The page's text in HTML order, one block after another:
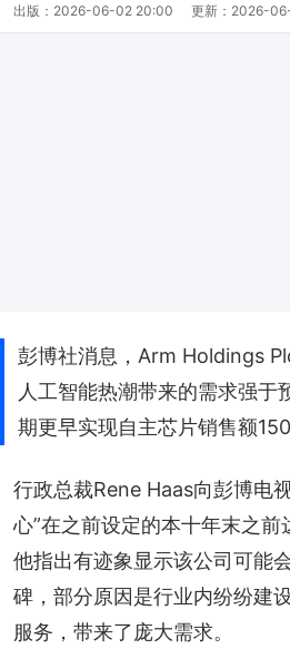
出版： 2026-06-02 20:00 更新： 2026-
彭博社消息，Arm Holdings
人工智能热潮带来的需求强于
期更早实现自主芯片销售额
行政总裁Rene Haas向彭博电
心”在之前设定的本十年末之前
他指出有迹象显示该公司可能
碑，部分原因是行业内纷纷建
服务，带来了庞大需求。